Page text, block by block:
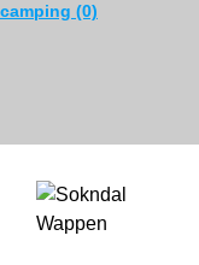
camping (0)